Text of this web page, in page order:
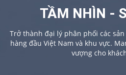
TẦM NHÌN -
Trở thành đại lý phân phối các
hàng đầu Việt Nam và khu vực.
vượng cho